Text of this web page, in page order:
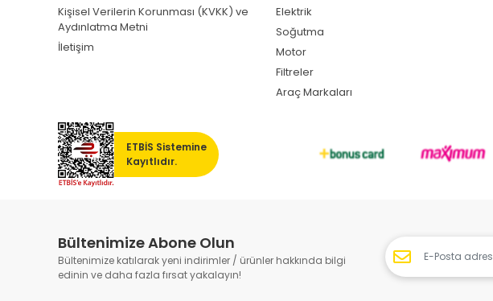
Kişisel Verilerin Korunması (KVKK) ve
Aydınlatma Metni
İletişim
Elektrik
Soğutma
Motor
Filtreler
Araç Markaları
ETBİS Sistemine
Kayıtlıdır.
Bültenimize Abone Olun
Bültenimize katılarak yeni indirimler / ürünler hakkında bilgi
edinin ve daha fazla fırsat yakalayın!